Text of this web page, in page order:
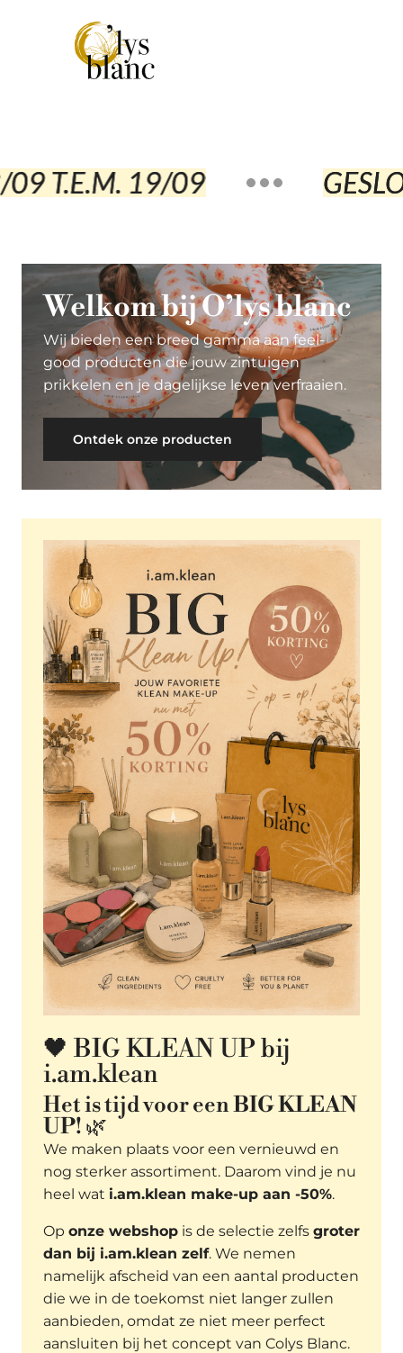
T.E.M. 19/09
Welkom bij O’lys blanc
Wij bieden een breed gamma aan feel-
good producten die jouw zintuigen
prikkelen en je dagelijkse leven verfraaien.
Ontdek onze producten
🖤 BIG KLEAN UP bij
i.am.klean
Het is tijd voor eenBIG KLEAN
UP! 🌿
We maken plaats voor een vernieuwd en
nog sterker assortiment. Daarom vind je nu
heel wat i.am.klean make-up aan -50%.
Op onze webshop is de selectie zelfs groter
dan bij i.am.klean zelf. We nemen
namelijk afscheid van een aantal producten
die we in de toekomst niet langer zullen
aanbieden, omdat ze niet meer perfect
aansluiten bij het concept van Colys Blanc.